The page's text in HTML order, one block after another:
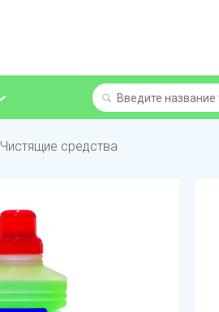
Чистящие средства